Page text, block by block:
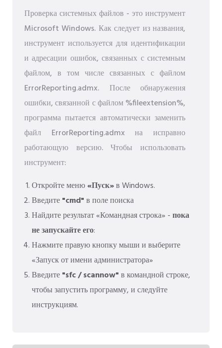
Проверка системных файлов - это инструмент
Microsoft Windows. Как следует из названия,
инструмент используется для идентификации
и адресации ошибок, связанных с системным
файлом, в том числе связанных с файлом
ErrorReporting.admx. После обнаружения
ошибки, связанной с файлом %fileextension%,
программа пытается автоматически заменить
файл ErrorReporting.admx на исправно
работающую версию. Чтобы использовать
инструмент:
Откройте меню«Пуск»в Windows.
Введите"cmd"в поле поиска
Найдите результат «Командная строка» -пока
не запускайте его:
Нажмите правую кнопку мыши и выберите
«Запуск от имени администратора»
Введите"sfc / scannow"в командной строке,
чтобы запустить программу, и следуйте
инструкциям.